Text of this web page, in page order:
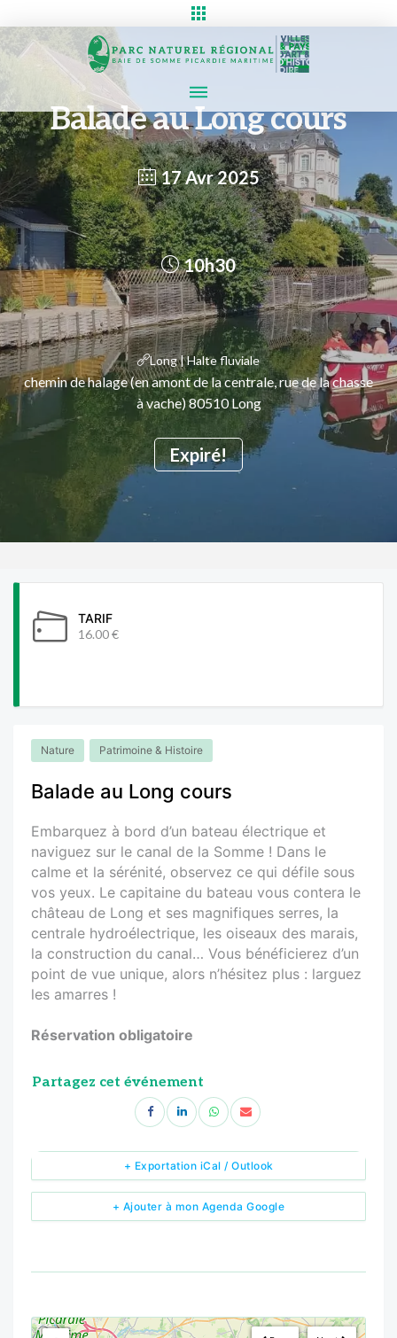
Balade au Long cours
17 Avr 2025
Expiré!
10h30
Long | Halte fluviale
chemin de halage (en amont de la centrale, rue de la chasse
à vache) 80510 Long
TARIF
16.00 €
Nature Patrimoine & Histoire
Balade au Long cours
Embarquez à bord d’un bateau électrique et
naviguez sur le canal de la Somme ! Dans le
calme et la sérénité, observez ce qui défile sous
vos yeux. Le capitaine du bateau vous contera le
château de Long et ses magnifiques serres, la
centrale hydroélectrique, les oiseaux des marais,
la construction du canal… Vous bénéficierez d’un
point de vue unique, alors n’hésitez plus : larguez
les amarres !
Réservation obligatoire
Partagez cet événement
+ Ajouter à mon Agenda Google
+ Exportation iCal / Outlook
<!---->